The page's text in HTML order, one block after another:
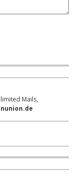
Mails,